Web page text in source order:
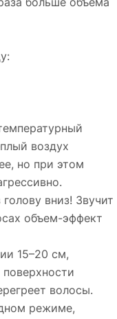
воздух
но при этом
вниз! Звучит
объем-эффект
15–20 см,
волосы.
режиме,